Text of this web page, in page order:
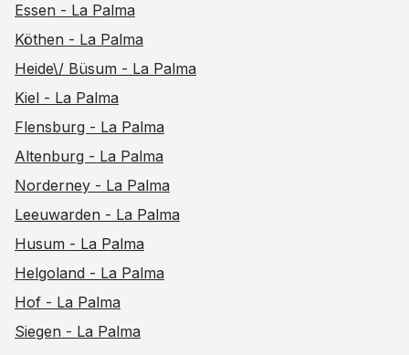
Essen - La Palma
Köthen - La Palma
Heide\/ Büsum - La Palma
Kiel - La Palma
Flensburg - La Palma
Altenburg - La Palma
Norderney - La Palma
Leeuwarden - La Palma
Husum - La Palma
Helgoland - La Palma
Hof - La Palma
Siegen - La Palma